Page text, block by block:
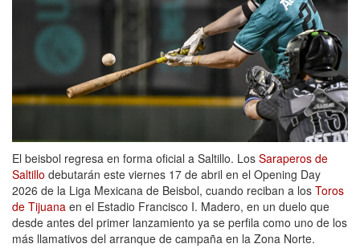
El beisbol regresa en forma oficial a Saltillo. Los Saraperos de
Saltillo debutarán este viernes 17 de abril en el Opening Day
2026 de la Liga Mexicana de Beisbol, cuando reciban a los Toros
de Tijuana en el Estadio Francisco I. Madero, en un duelo que
desde antes del primer lanzamiento ya se perfila como uno de los
más llamativos del arranque de campaña en la Zona Norte.